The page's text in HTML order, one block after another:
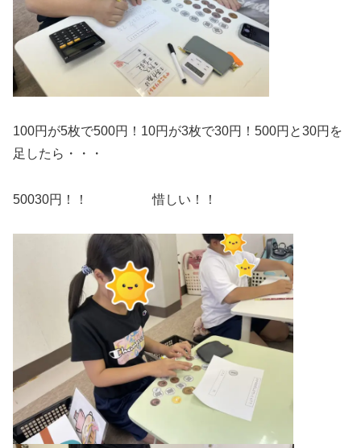
100円が5枚で500円！10円が3枚で30円！500円と30円を
足したら・・・
50030円！！ 惜しい！！